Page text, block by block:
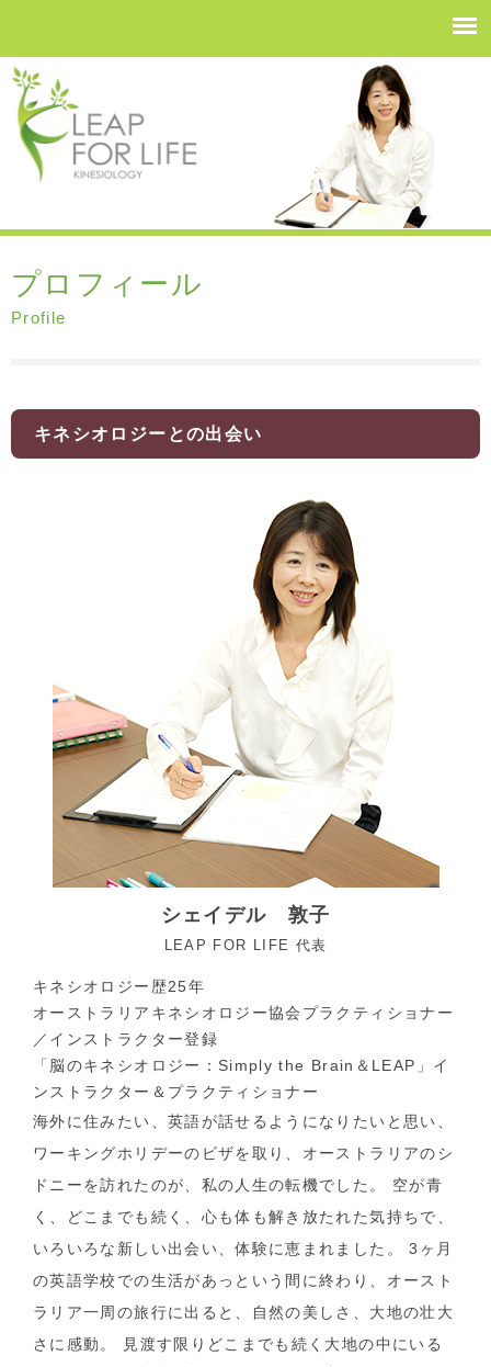
プロフィール
Profile
キネシオロジーとの出会い
シェイデル 敦子
LEAP FOR LIFE 代表
キネシオロジー歴25年
オーストラリアキネシオロジー協会プラクティショナー
／インストラクター登録
「脳のキネシオロジー：Simply the Brain＆LEAP」イ
ンストラクター＆プラクティショナー
海外に住みたい、英語が話せるようになりたいと思い、
ワーキングホリデーのビザを取り、オーストラリアのシ
ドニーを訪れたのが、私の人生の転機でした。 空が青
く、どこまでも続く、心も体も解き放たれた気持ちで、
いろいろな新しい出会い、体験に恵まれました。 3ヶ月
の英語学校での生活があっという間に終わり、オースト
ラリア一周の旅行に出ると、自然の美しさ、大地の壮大
さに感動。 見渡す限りどこまでも続く大地の中にいる